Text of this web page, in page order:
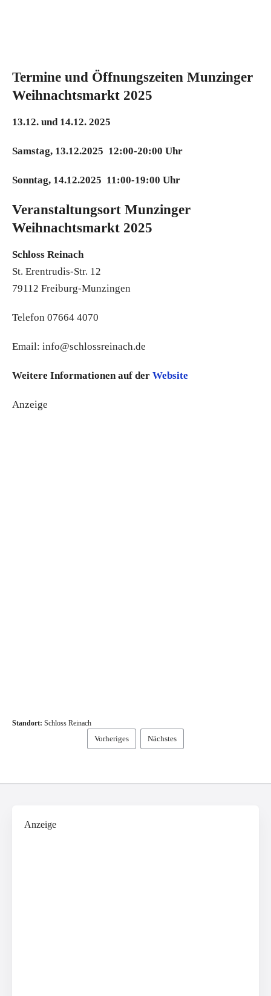
Termine und Öffnungszeiten Munzinger
Weihnachtsmarkt 2025
13.12. und 14.12. 2025
Samstag, 13.12.2025 12:00-20:00 Uhr
Sonntag, 14.12.2025 11:00-19:00 Uhr
Veranstaltungsort Munzinger
Weihnachtsmarkt 2025
Schloss Reinach
St. Erentrudis-Str. 12
79112 Freiburg-Munzingen
Telefon 07664 4070
Email: info@schlossreinach.de
Weitere Informationen auf der Website
Anzeige
Standort: Schloss Reinach
Vorheriges Nächstes
Anzeige